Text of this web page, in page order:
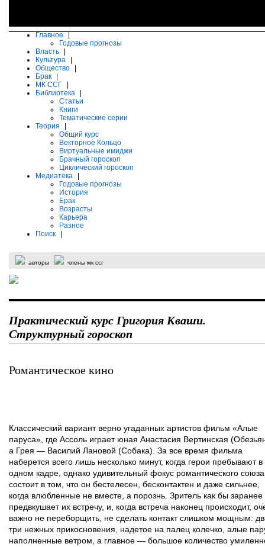
Главное
Годовые прогнозы
Власть
Культура
Общество
Брак
МК ССГ
Библиотека
Статьи
Книги
Тематические серии
Теория
Общий курс
Векторное Кольцо
Виртуальные имиджи
Брачный гороскоп
Циклический гороскоп
Медиатека
Годовые прогнозы
История
Брак
Возрасты
Карьера
Разное
Поиск
авторы члены мк ссг
Практический курс Григория Кваши.
Структурный гороскоп
Романтическое кино
Классический вариант верно угаданных артистов фильм «Алые
паруса», где Ассоль играет юная Анастасия Вертинская
а Грея — Василий Лановой (Собака). За все время фильма
наберется всего лишь несколько минут, когда герои пребывают в
одном кадре, однако удивительный фокус романтического союза
состоит в том, что он бестелесен, бесконтактен и даже сильнее,
когда влюбленные не вместе, а порознь. Зритель как бы заранее
предвкушает их встречу, и, когда встреча наконец происходит,
важно не переборщить, не сделать контакт слишком мощным:
три нежных прикосновения, надетое на палец колечко, алые
наполненные ветром, а главное — большое количество